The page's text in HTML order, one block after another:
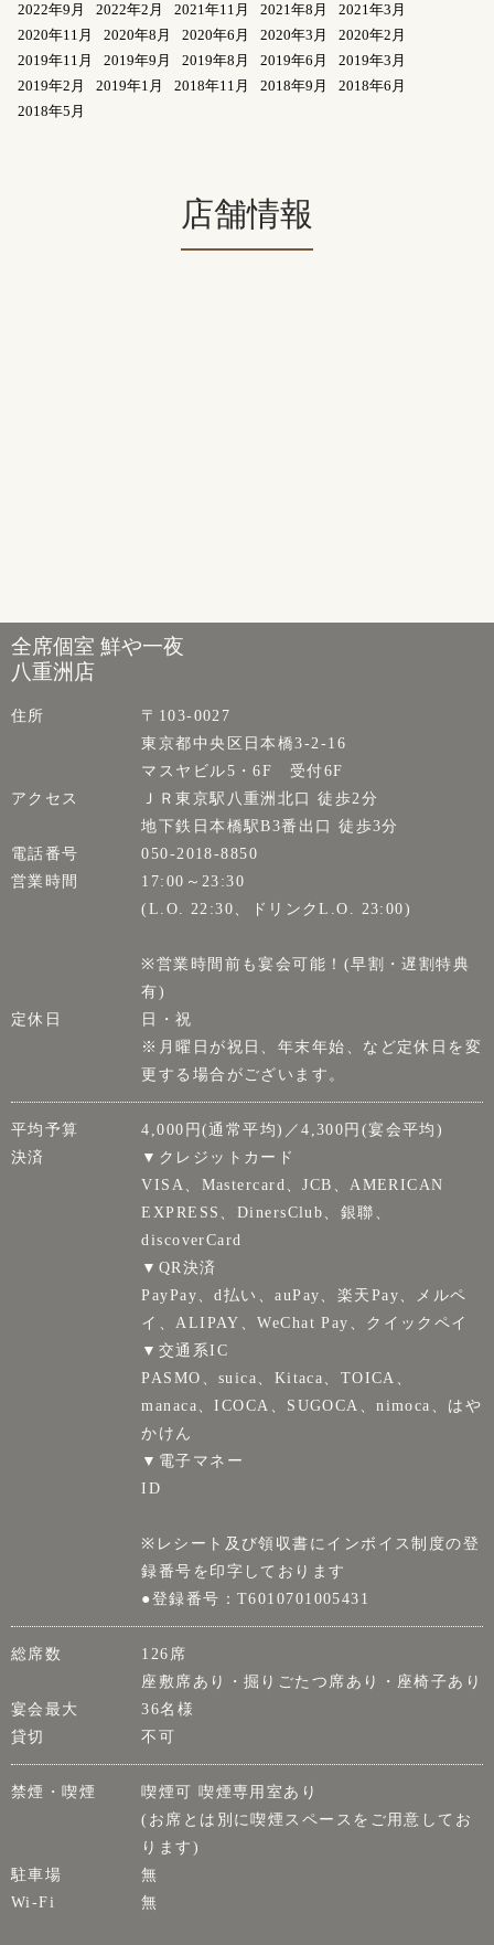
2022年9月
2022年2月 2021年11月 2021年8月
2021年3月
2020年11月
2020年8月 2020年6月 2020年3月
2020年2月
2019年11月
2019年9月 2019年8月 2019年6月
2019年3月
2019年2月
2019年1月 2018年11月 2018年9月
2018年6月
2018年5月
店舗情報
全席個室 鮮や一夜
八重洲店
住所
〒103-0027
東京都中央区日本橋3-2-16
マスヤビル5・6F 受付6F
アクセス
ＪＲ東京駅八重洲北口 徒歩2分
地下鉄日本橋駅B3番出口 徒歩3分
電話番号
050-2018-8850
営業時間
17:00～23:30
(L.O. 22:30、ドリンクL.O. 23:00)
※営業時間前も宴会可能！(早割・遅割特典
有)
定休日
日・祝
※月曜日が祝日、年末年始、など定休日を変
更する場合がございます。
平均予算
4,000円(通常平均)／4,300円(宴会平均)
決済
▼クレジットカード
VISA、Mastercard、JCB、AMERICAN
EXPRESS、DinersClub、銀聯、
discoverCard
▼QR決済
PayPay、d払い、auPay、楽天Pay、メルペ
イ、ALIPAY、WeChat Pay、クイックペイ
▼交通系IC
PASMO、suica、Kitaca、TOICA、
manaca、ICOCA、SUGOCA、nimoca、はや
かけん
▼電子マネー
ID
※レシート及び領収書にインボイス制度の登
録番号を印字しております
●登録番号：T6010701005431
総席数
126席
座敷席あり・掘りごたつ席あり・座椅子あり
宴会最大
36名様
貸切
不可
禁煙・喫煙
喫煙可 喫煙専用室あり
(お席とは別に喫煙スペースをご用意してお
ります)
駐車場
無
Wi-Fi
無